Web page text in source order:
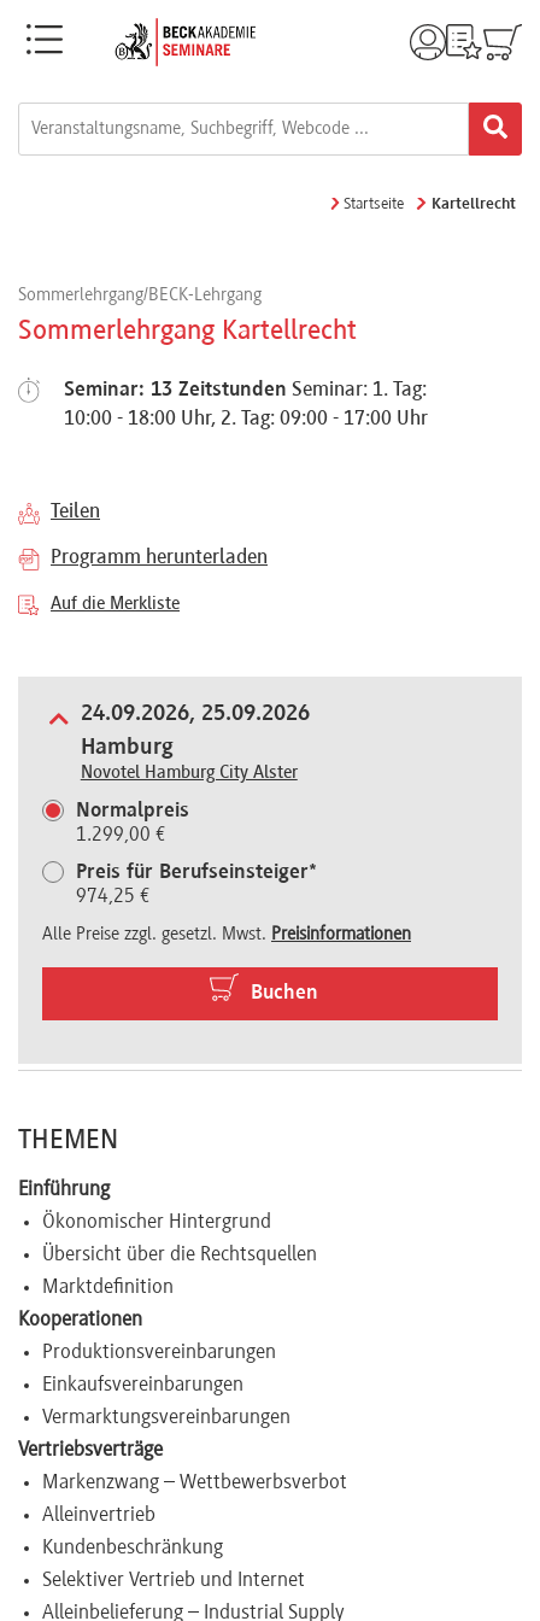
Menü
Referenten
Kontakt
Über
Preisvorteile
Startseite Kartellrecht
Sommerlehrgang/BECK-Lehrgang
Sommerlehrgang Kartellrecht
Seminar: 13 Zeitstunden Seminar: 1. Tag:
10:00 - 18:00 Uhr, 2. Tag: 09:00 - 17:00 Uhr
Teilen
Programm herunterladen
Auf die Merkliste
24.09.2026, 25.09.2026
Hamburg
Novotel Hamburg City Alster
Normalpreis
1.299,00 €
Preis für Berufseinsteiger*
974,25 €
Alle Preise zzgl. gesetzl. Mwst. Preisinformationen
Buchen
THEMEN
Einführung
Ökonomischer Hintergrund
Übersicht über die Rechtsquellen
Marktdefinition
Kooperationen
Produktionsvereinbarungen
Einkaufsvereinbarungen
Vermarktungsvereinbarungen
Vertriebsverträge
Markenzwang – Wettbewerbsverbot
Alleinvertrieb
Kundenbeschränkung
Selektiver Vertrieb und Internet
Alleinbelieferung – Industrial Supply